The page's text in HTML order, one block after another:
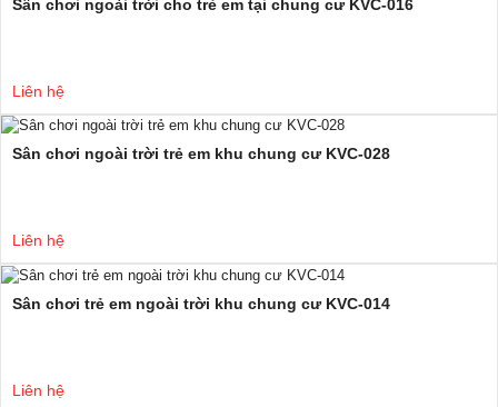
Sân chơi ngoài trời cho trẻ em tại chung cư KVC-016
Liên hệ
Sân chơi ngoài trời trẻ em khu chung cư KVC-028
Liên hệ
Sân chơi trẻ em ngoài trời khu chung cư KVC-014
Liên hệ